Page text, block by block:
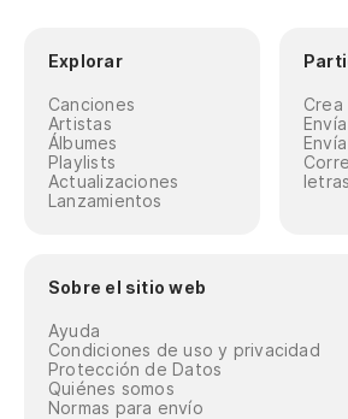
Explorar
Canciones
Artistas
Álbumes
Playlists
Actualizaciones
Lanzamientos
letras
Sobre el sitio web
Ayuda
Condiciones de uso y privacidad
Protección de Datos
Quiénes somos
Normas para envío